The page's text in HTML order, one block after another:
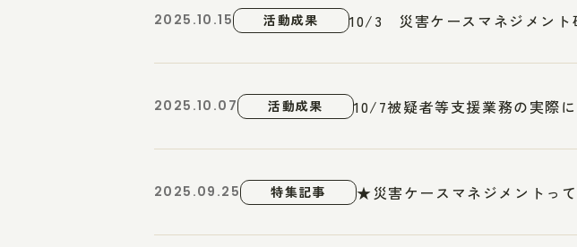
2025.10.15 活動成果 10/3 災害ケースマネジメント
2025.10.07 活動成果 10/7被疑者等支援業務の実際
2025.09.25 特集記事 ★災害ケースマネジメントっ